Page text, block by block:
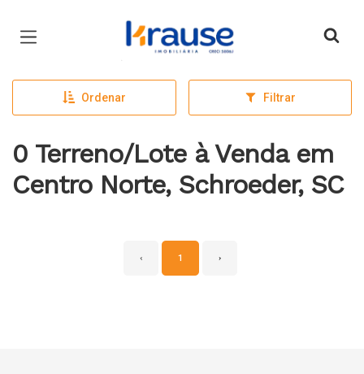
Página inicial
Ordenar Filtrar
0 Terreno/Lote à Venda em
Centro Norte, Schroeder, SC
‹ 1 ›